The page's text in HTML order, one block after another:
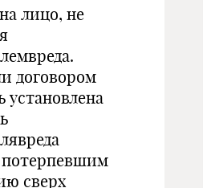
лицо, не
договором
сверх